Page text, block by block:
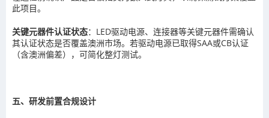
此项目。
关键元器件认证状态：LED驱动电源、连接器等关键元器件需确认
其认证状态是否覆盖澳洲市场。若驱动电源已取得SAA或CB认证
（含澳洲偏差），可简化整灯测试。
五、研发前置合规设计